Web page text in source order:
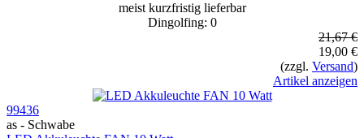
meist kurzfristig lieferbar
Dingolfing: 0
21,67 €
19,00 €
(zzgl. Versand)
Artikel anzeigen
99436
as - Schwabe